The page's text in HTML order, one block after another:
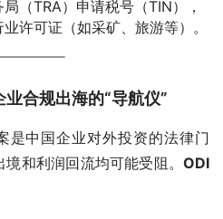
（TRA）申请税号（TIN），
许可证（如采矿、旅游等）。
合规出海的“导航仪”
是中国企业对外投资的法律门
和利润回流均可能受阻。 ODI